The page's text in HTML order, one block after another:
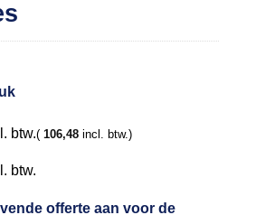
btw.( 106,48 incl. btw.)
btw.
offerte aan voor de